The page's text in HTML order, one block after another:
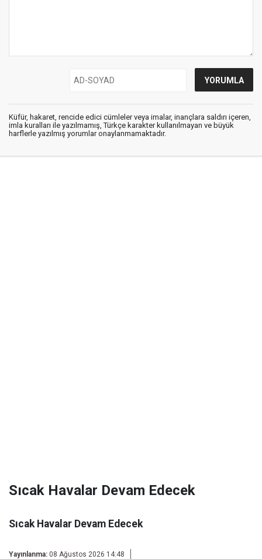
Küfür, hakaret, rencide edici cümleler veya imalar, inançlara saldırı içeren,
imla kuralları ile yazılmamış, Türkçe karakter kullanılmayan ve büyük
harflerle yazılmış yorumlar onaylanmamaktadır.
Sıcak Havalar Devam Edecek
Sıcak Havalar Devam Edecek
Yayınlanma: 08 Ağustos 2026 14:48